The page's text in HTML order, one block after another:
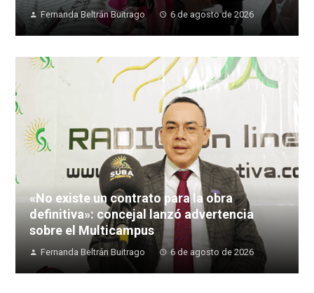
Fernanda Beltrán Buitrago 6 de agosto de 2026
«No existe un contrato para la obra
definitiva»: concejal lanzó advertencia
sobre el Multicampus
Fernanda Beltrán Buitrago 6 de agosto de 2026